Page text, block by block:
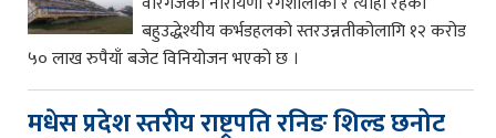
बहुउद्धेश्यीय कर्भडहलको स्तरउन्नतीकोलागि १२ करोड
५० लाख रुपैयाँ बजेट विनियोजन भएको छ ।
मधेस प्रदेश स्तरीय राष्ट्रपति रनिङ शिल्ड छनोट